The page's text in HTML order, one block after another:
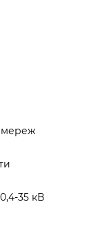
мереж
35 кВ